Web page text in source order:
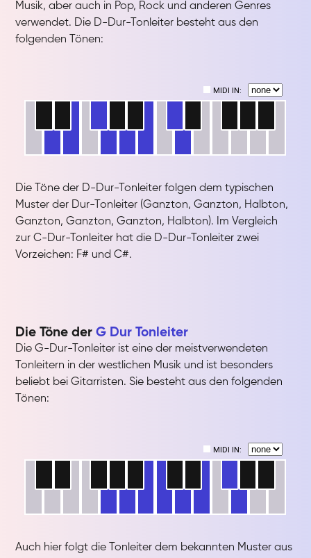
Musik, aber auch in Pop, Rock und anderen Genres
verwendet. Die D-Dur-Tonleiter besteht aus den
folgenden Tönen:
Die Töne der D-Dur-Tonleiter folgen dem typischen
Muster der Dur-Tonleiter (Ganzton, Ganzton, Halbton,
Ganzton, Ganzton, Ganzton, Halbton). Im Vergleich
zur C-Dur-Tonleiter hat die D-Dur-Tonleiter zwei
Vorzeichen: F# und C#.
Die Töne derG Dur Tonleiter
Die G-Dur-Tonleiter ist eine der meistverwendeten
Tonleitern in der westlichen Musik und ist besonders
beliebt bei Gitarristen. Sie besteht aus den folgenden
Tönen:
Auch hier folgt die Tonleiter dem bekannten Muster aus